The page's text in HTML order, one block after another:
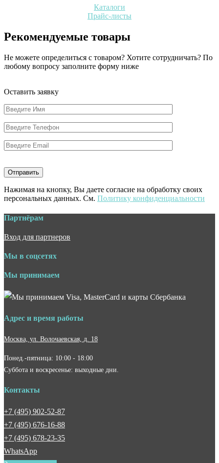
Каталоги
Прайс-листы
Рекомендуемые товары
Не можете определиться с товаром? Хотите сотрудничать? По
любому вопросу заполните форму ниже
Оставить заявку
Нажимая на кнопку, Вы даете согласие на обработку своих
персональных данных. См. Политику конфиденциальности
Партнёрам
Вход для партнеров
Мы в соцсетях
Мы принимаем
Адрес и время работы
Москва, ул. Волочаевская, д. 18
Понед.-пятница: 10:00 - 18:00
Суббота и воскресенье: выходные дни.
Контакты
+7 (495) 902-52-87
+7 (495) 676-16-88
+7 (495) 678-23-35
WhatsApp